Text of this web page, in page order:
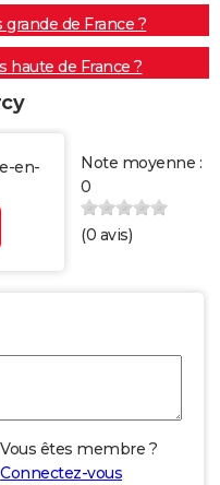
de France ?
haute de France ?
en-
Note moyenne :
0
(0 avis)
Vous êtes membre ?
Connectez-vous